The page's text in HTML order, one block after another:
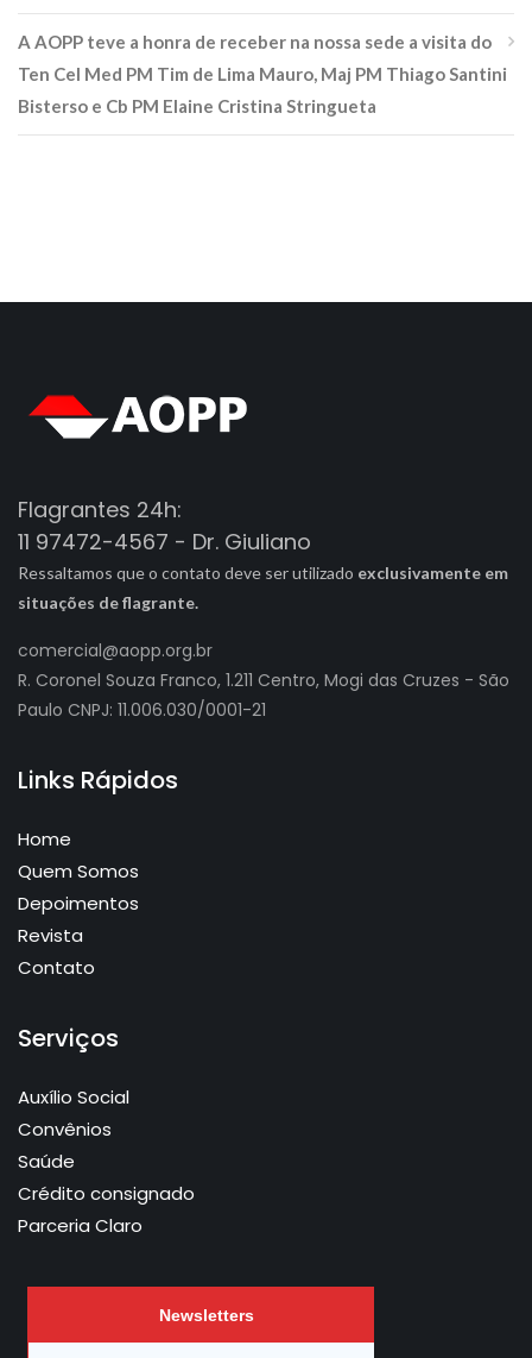
A AOPP teve a honra de receber na nossa sede a visita do
Ten Cel Med PM Tim de Lima Mauro, Maj PM Thiago Santini
Bisterso e Cb PM Elaine Cristina Stringueta
Flagrantes 24h:
11 97472-4567 - Dr. Giuliano
Ressaltamos que o contato deve ser utilizado exclusivamente em
situações de flagrante.
comercial@aopp.org.br
R. Coronel Souza Franco, 1.211 Centro, Mogi das Cruzes - São
Paulo CNPJ: 11.006.030/0001-21
Links Rápidos
Home
Quem Somos
Depoimentos
Revista
Contato
Serviços
Auxílio Social
Convênios
Saúde
Crédito consignado
Parceria Claro